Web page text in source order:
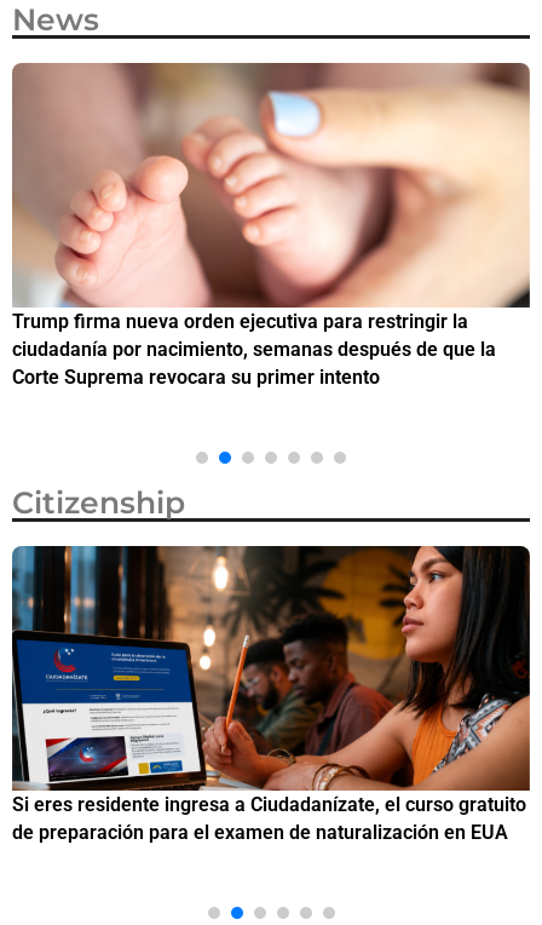
News
Trump firma nueva orden ejecutiva para restringir la
ciudadanía por nacimiento, semanas después de que la
Corte Suprema revocara su primer intento
Citizenship
Si eres residente ingresa a Ciudadanízate, el curso gratuito
de preparación para el examen de naturalización en EUA